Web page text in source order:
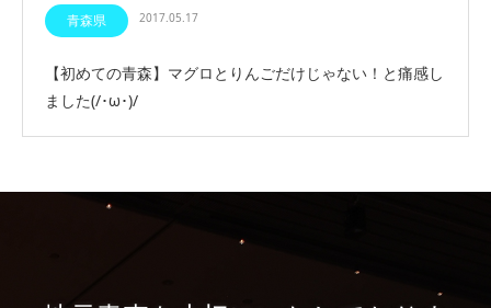
青森県 2017.05.17
【初めての青森】マグロとりんごだけじゃない！と痛感し
ました(/･ω･)/